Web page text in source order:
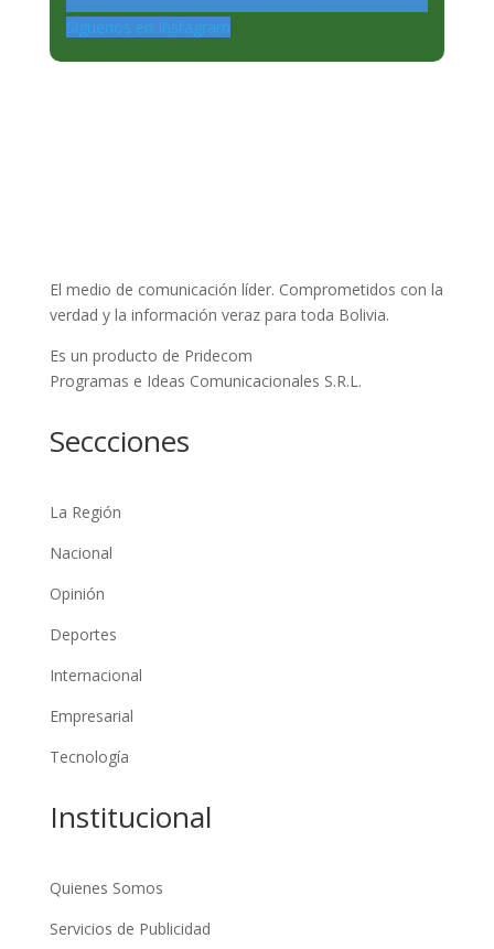
Siguenos en Instagram
El medio de comunicación líder. Comprometidos con la
verdad y la información veraz para toda Bolivia.
Es un producto de Pridecom
Programas e Ideas Comunicacionales S.R.L.
Seccciones
La Región
Nacional
Opinión
Deportes
Internacional
Empresarial
Tecnología
Institucional
Quienes Somos
Servicios de Publicidad